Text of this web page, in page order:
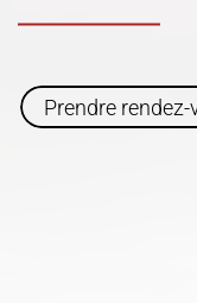
Prendre rendez-